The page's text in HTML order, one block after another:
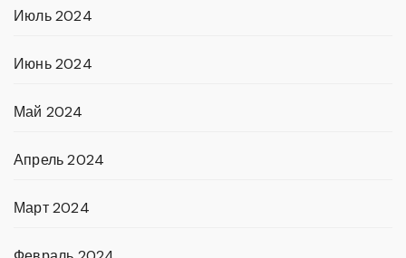
Июль 2024
Июнь 2024
Май 2024
Апрель 2024
Март 2024